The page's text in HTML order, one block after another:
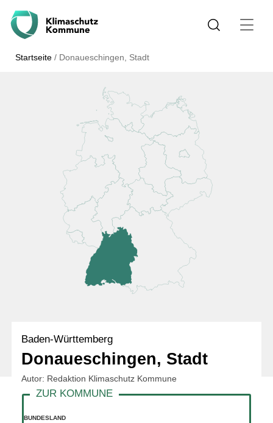
Startseite / Donaueschingen, Stadt
Baden-Württemberg
Donaueschingen, Stadt
Autor: Redaktion Klimaschutz Kommune
BUNDESLAND